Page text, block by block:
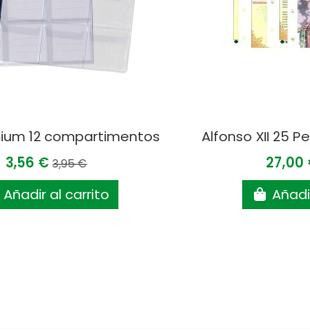
12 compartimentos
3,56 €3,95 €
Añadir al carrito
Alfonso XII 25